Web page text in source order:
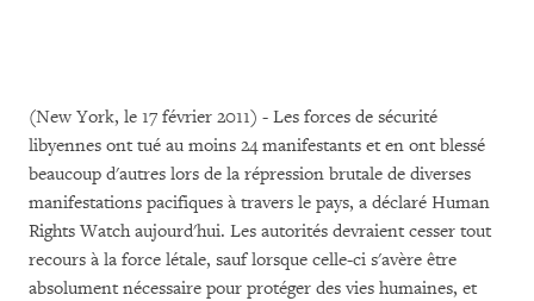
(New York, le 17 février 2011) - Les forces de sécurité
libyennes ont tué au moins 24 manifestants et en ont blessé
beaucoup d'autres lors de la répression brutale de diverses
manifestations pacifiques à travers le pays, a déclaré Human
Rights Watch aujourd'hui. Les autorités devraient cesser tout
recours à la force létale, sauf lorsque celle-ci s'avère être
absolument nécessaire pour protéger des vies humaines, et